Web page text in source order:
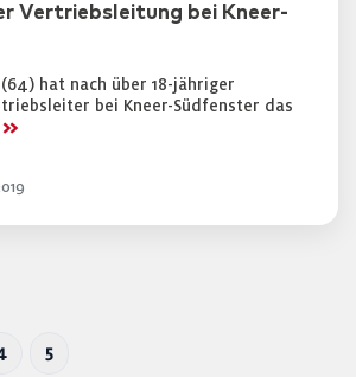
Vertriebsleitung bei Kneer-
hat nach über 18-jähriger
bei Kneer-Südfenster das
>>
5